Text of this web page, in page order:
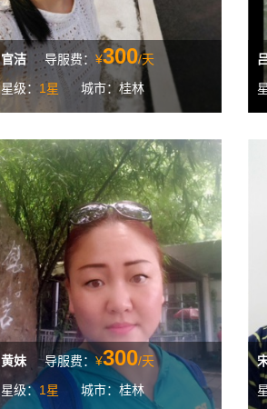
官洁 导服费： ¥300/天
星级：1星 城市：桂林
黄妹 导服费： ¥300/天
星级： 1星 城市：桂林